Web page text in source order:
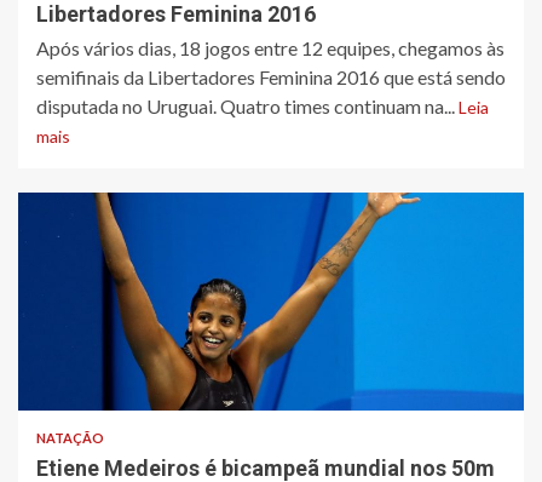
Libertadores Feminina 2016
Após vários dias, 18 jogos entre 12 equipes, chegamos às
semifinais da Libertadores Feminina 2016 que está sendo
disputada no Uruguai. Quatro times continuam na...Leia
mais
NATAÇÃO
Etiene Medeiros é bicampeã mundial nos 50m